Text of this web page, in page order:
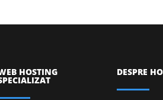
HOSTING DESPRE